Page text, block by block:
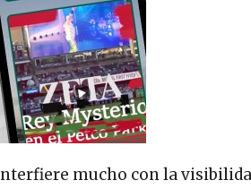
mucho con la